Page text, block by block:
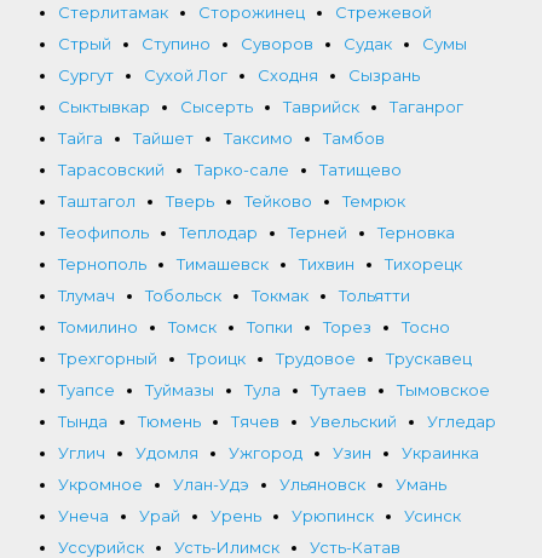
Стерлитамак
Сторожинец
Стрежевой
Стрый
Ступино Суворов Судак
Сумы
Сургут
Сухой Лог Сходня
Сызрань
Сыктывкар
Сысерть Таврийск
Таганрог
Тайга
Тайшет Таксимо
Тамбов
Тарасовский
Тарко-сале
Татищево
Таштагол
Тверь Тейково
Темрюк
Теофиполь
Теплодар Терней
Терновка
Тернополь
Тимашевск Тихвин
Тихорецк
Тлумач
Тобольск Токмак
Тольятти
Томилино
Томск Топки Торез
Тосно
Трехгорный
Троицк Трудовое
Трускавец
Туапсе
Туймазы Тула Тутаев
Тымовское
Тында
Тюмень Тячев Увельский
Угледар
Углич
Удомля Ужгород Узин
Украинка
Укромное
Улан-Удэ Ульяновск
Умань
Унеча
Урай Урень Урюпинск
Усинск
Уссурийск
Усть-Илимск
Усть-Катав